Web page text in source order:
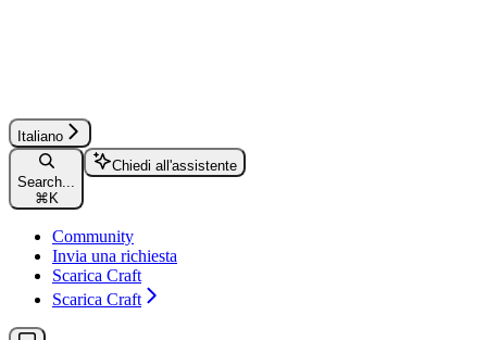
Italiano
Search...
⌘ K
Chiedi all'assistente
Community
Invia una richiesta
Scarica Craft
Scarica Craft